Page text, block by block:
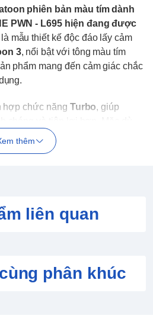
phiên bản màu tím dành
PWN - L695 hiện đang được
là mẫu thiết kế độc đáo lấy cảm
3, nổi bật với tông màu tím
phẩm mang đến cảm giác chắc
hợp chức năng Turbo, giúp
, nhưng với giá thành hợp lý hơn
thêm
liên quan
phân khúc